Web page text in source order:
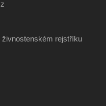
rejstříku